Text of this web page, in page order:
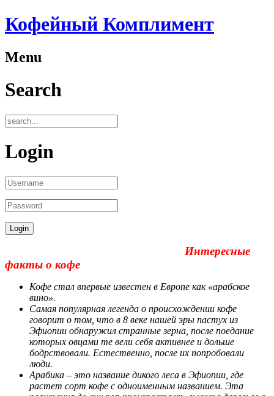
Кофейный Комплимент
Menu
Search
Login
Интересные
факты о кофе
Кофе стал впервые известен в Европе как «арабское
вино».
Самая популярная легенда о происхождении кофе
говорит о том, что в 8 веке нашей эры пастух из
Эфиопии обнаружил странные зерна, после поедание
которых овцами те вели себя активнее и дольше
бодрствовали. Естественно, после их попробовали
люди.
Арабика – это название дикого леса в Эфиопии, где
растет сорт кофе с одноименным названием. Эта